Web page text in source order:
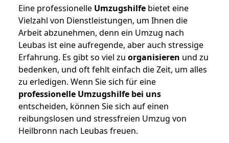
Eine professionelle Umzugshilfe bietet eine
Vielzahl von Dienstleistungen, um Ihnen die
Arbeit abzunehmen, denn ein Umzug nach
Leubas ist eine aufregende, aber auch stressige
Erfahrung. Es gibt so viel zu organisieren und zu
bedenken, und oft fehlt einfach die Zeit, um alles
zu erledigen. Wenn Sie sich für eine
professionelle Umzugshilfe bei uns
entscheiden, können Sie sich auf einen
reibungslosen und stressfreien Umzug von
Heilbronn nach Leubas freuen.